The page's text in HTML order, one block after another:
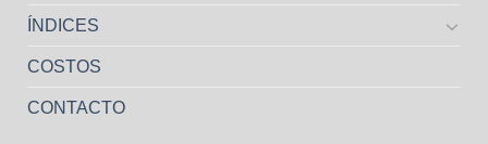
ÍNDICES
COSTOS
CONTACTO